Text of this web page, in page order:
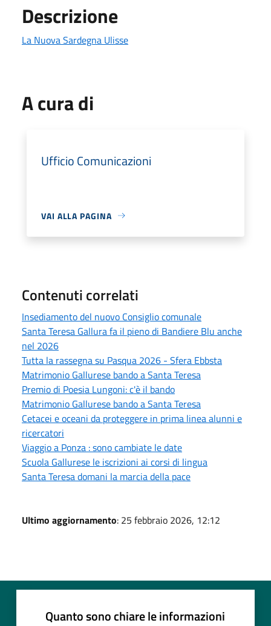
Descrizione
La Nuova Sardegna Ulisse
A cura di
Ufficio Comunicazioni
VAI ALLA PAGINA
Contenuti correlati
Insediamento del nuovo Consiglio comunale
Santa Teresa Gallura fa il pieno di Bandiere Blu anche
nel 2026
Tutta la rassegna su Pasqua 2026 - Sfera Ebbsta
Matrimonio Gallurese bando a Santa Teresa
Premio di Poesia Lungoni: c'è il bando
Matrimonio Gallurese bando a Santa Teresa
Cetacei e oceani da proteggere in prima linea alunni e
ricercatori
Viaggio a Ponza : sono cambiate le date
Scuola Gallurese le iscrizioni ai corsi di lingua
Santa Teresa domani la marcia della pace
Ultimo aggiornamento: 25 febbraio 2026, 12:12
Quanto sono chiare le informazioni